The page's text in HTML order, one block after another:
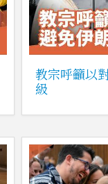
教宗呼籲以
級